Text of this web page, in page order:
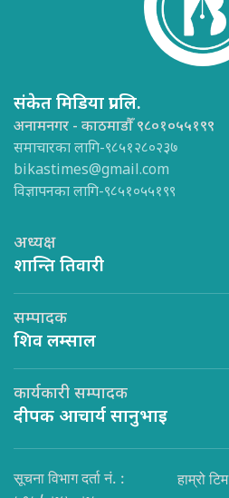
संकेत मिडिया प्रा.लि.
अनामनगर - काठमाडौँ ९८०१०५५१९९
समाचारका लागि-९८५१२८०२३७
bikastimes@gmail.com
विज्ञापनका लागि-९८५१०५५१९९
अध्यक्ष
शान्ति तिवारी
सम्पादक
शिव लम्साल
कार्यकारी सम्पादक
दीपक आचार्य सानुभाइ
सूचना विभाग दर्ता नं. :
हाम्रो टिम